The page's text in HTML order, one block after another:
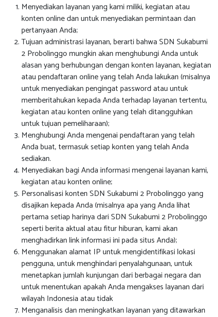
Menyediakan layanan yang kami miliki, kegiatan atau
konten online dan untuk menyediakan permintaan dan
pertanyaan Anda;
Tujuan administrasi layanan, berarti bahwa SDN Sukabumi
2 Probolinggo mungkin akan menghubungi Anda untuk
alasan yang berhubungan dengan konten layanan, kegiatan
atau pendaftaran online yang telah Anda lakukan (misalnya
untuk menyediakan pengingat password atau untuk
memberitahukan kepada Anda terhadap layanan tertentu,
kegiatan atau konten online yang telah ditangguhkan
untuk tujuan pemeliharaan);
Menghubungi Anda mengenai pendaftaran yang telah
Anda buat, termasuk setiap konten yang telah Anda
sediakan.
Menyediakan bagi Anda informasi mengenai layanan kami,
kegiatan atau konten online;
Personalisasi konten SDN Sukabumi 2 Probolinggo yang
disajikan kepada Anda (misalnya apa yang Anda lihat
pertama setiap harinya dari SDN Sukabumi 2 Probolinggo
seperti berita aktual atau fitur hiburan, kami akan
menghadirkan link informasi ini pada situs Anda);
Menggunakan alamat IP untuk mengidentifikasi lokasi
pengguna, untuk menghindari penyalahgunaan, untuk
menetapkan jumlah kunjungan dari berbagai negara dan
untuk menentukan apakah Anda mengakses layanan dari
wilayah Indonesia atau tidak
Menganalisis dan meningkatkan layanan yang ditawarkan